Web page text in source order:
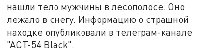
нашли тело мужчины в лесополосе. Оно
лежало в снегу. Информацию о страшной
находке опубликовали в телеграм-канале
"АСТ-54 Black".